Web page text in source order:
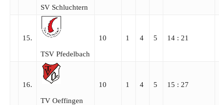
SV Schluchtern
15.
TSV Pfedelbach
10 1 4 5 14 : 21
16.
TV Oeffingen
10 1 4 5 15 : 27